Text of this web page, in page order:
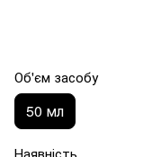
Об'єм засобу
50 мл
Наявність